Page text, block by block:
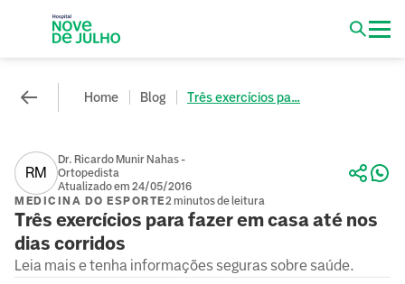
Home Blog Três exercícios pa...
RM
Dr. Ricardo Munir Nahas -
Ortopedista
Atualizado em 24/05/2016
MEDICINA DO ESPORTE2 minutos de leitura
Três exercícios para fazer em casa até nos
dias corridos
Leia mais e tenha informações seguras sobre saúde.